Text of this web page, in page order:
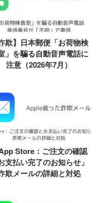
欺】日本郵便「お荷物検
」を騙る自動音声電話に
注意（2026年7月）
App Store：ご注文の確認
支払い完了のお知らせ」
欺メールの詳細と対処